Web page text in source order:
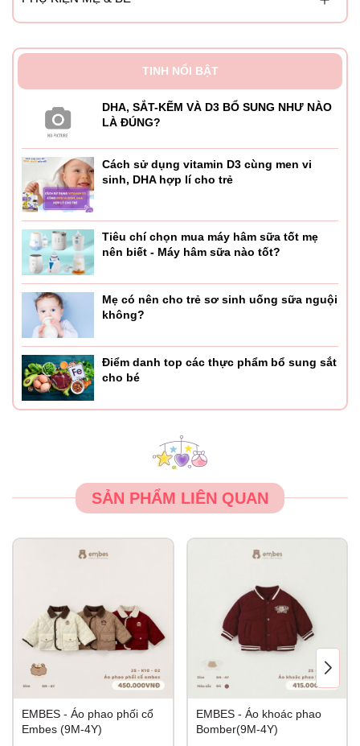
TINH NỔI BẬT
DHA, SẮT-KẼM VÀ D3 BỔ SUNG NHƯ NÀO
LÀ ĐÚNG?
Cách sử dụng vitamin D3 cùng men vi
sinh, DHA hợp lí cho trẻ
Tiêu chí chọn mua máy hâm sữa tốt mẹ
nên biết - Máy hâm sữa nào tốt?
Mẹ có nên cho trẻ sơ sinh uống sữa nguội
không?
Điểm danh top các thực phẩm bổ sung sắt
cho bé
SẢN PHẨM LIÊN QUAN
EMBES - Áo phao phối cổ
Embes (9M-4Y)
EMBES - Áo khoác phao
Bomber(9M-4Y)